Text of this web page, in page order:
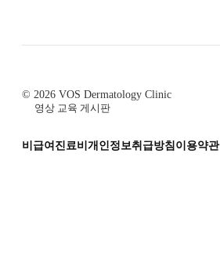
비급여진료비 개인정보취급방침 이용약관
© 2026 VOS Dermatology Clinic
영상 교육 게시판